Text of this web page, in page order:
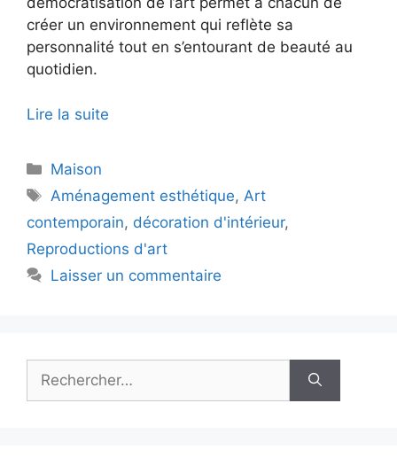
créer un environnement qui reflète sa
personnalité tout en s’entourant de beauté au
quotidien.
Lire la suite
Catégories
Maison
Étiquettes
Aménagement esthétique, Art
contemporain, décoration d'intérieur,
Reproductions d'art
Laisser un commentaire